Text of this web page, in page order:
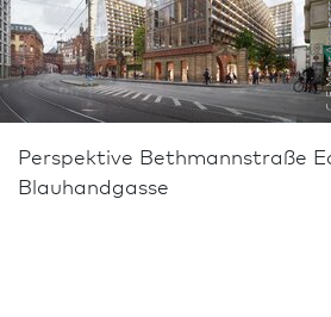
C. F.
Perspektive Bethmannstraße
Blauhandgasse